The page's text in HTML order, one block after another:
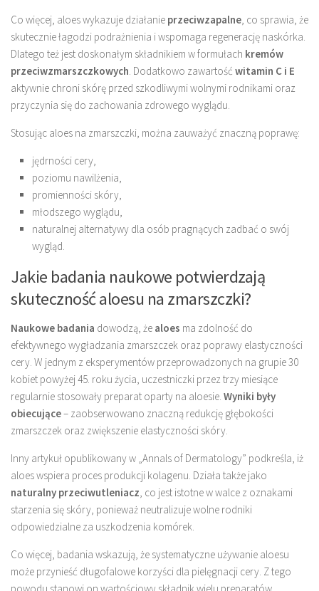
Co więcej, aloes wykazuje działanie przeciwzapalne, co sprawia, że
skutecznie łagodzi podrażnienia i wspomaga regenerację naskórka.
Dlatego też jest doskonałym składnikiem w formułach kremów
przeciwzmarszczkowych. Dodatkowo zawartość witamin C i E
aktywnie chroni skórę przed szkodliwymi wolnymi rodnikami oraz
przyczynia się do zachowania zdrowego wyglądu.
Stosując aloes na zmarszczki, można zauważyć znaczną poprawę:
jędrności cery,
poziomu nawilżenia,
promienności skóry,
młodszego wyglądu,
naturalnej alternatywy dla osób pragnących zadbać o swój
wygląd.
Jakie badania naukowe potwierdzają
skuteczność aloesu na zmarszczki?
Naukowe badania dowodzą, że aloes ma zdolność do
efektywnego wygładzania zmarszczek oraz poprawy elastyczności
cery. W jednym z eksperymentów przeprowadzonych na grupie 30
kobiet powyżej 45. roku życia, uczestniczki przez trzy miesiące
regularnie stosowały preparat oparty na aloesie. Wyniki były
obiecujące– zaobserwowano znaczną redukcję głębokości
zmarszczek oraz zwiększenie elastyczności skóry.
Inny artykuł opublikowany w „Annals of Dermatology” podkreśla, iż
aloes wspiera proces produkcji kolagenu. Działa także jako
naturalny przeciwutleniacz, co jest istotne w walce z oznakami
starzenia się skóry, ponieważ neutralizuje wolne rodniki
odpowiedzialne za uszkodzenia komórek.
Co więcej, badania wskazują, że systematyczne używanie aloesu
może przynieść długofalowe korzyści dla pielęgnacji cery. Z tego